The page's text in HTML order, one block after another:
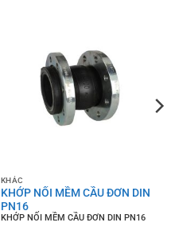
KHÁC
KHỚP NỐI MỀM CẦU ĐƠN DIN
PN16
KHỚP NỐI MỀM CẦU ĐƠN DIN PN16